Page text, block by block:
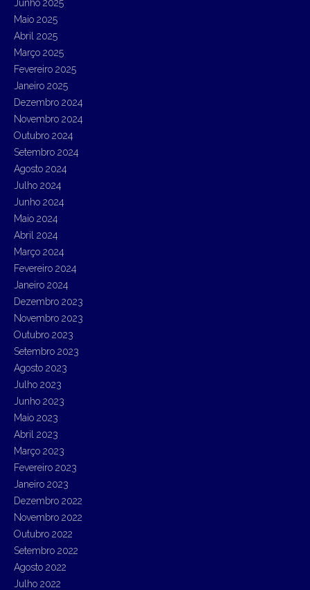
Junho 2025
Maio 2025
Abril 2025
Março 2025
Fevereiro 2025
Janeiro 2025
Dezembro 2024
Novembro 2024
Outubro 2024
Setembro 2024
Agosto 2024
Julho 2024
Junho 2024
Maio 2024
Abril 2024
Março 2024
Fevereiro 2024
Janeiro 2024
Dezembro 2023
Novembro 2023
Outubro 2023
Setembro 2023
Agosto 2023
Julho 2023
Junho 2023
Maio 2023
Abril 2023
Março 2023
Fevereiro 2023
Janeiro 2023
Dezembro 2022
Novembro 2022
Outubro 2022
Setembro 2022
Agosto 2022
Julho 2022